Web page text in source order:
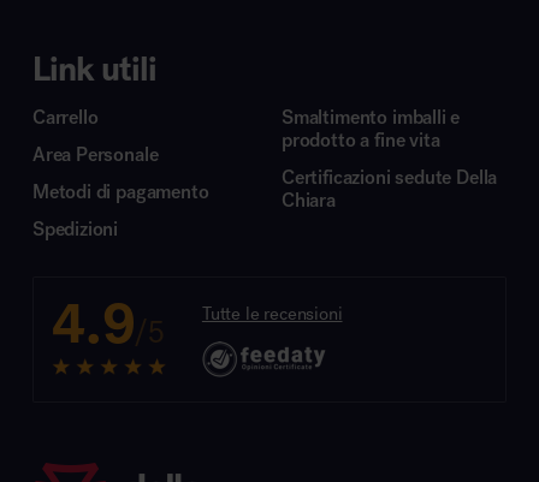
Link utili
Carrello
Area Personale
Metodi di pagamento
Spedizioni
Smaltimento imballi e
prodotto a fine vita
Certificazioni sedute Della
Chiara
4.9/5 Tutte le recensioni